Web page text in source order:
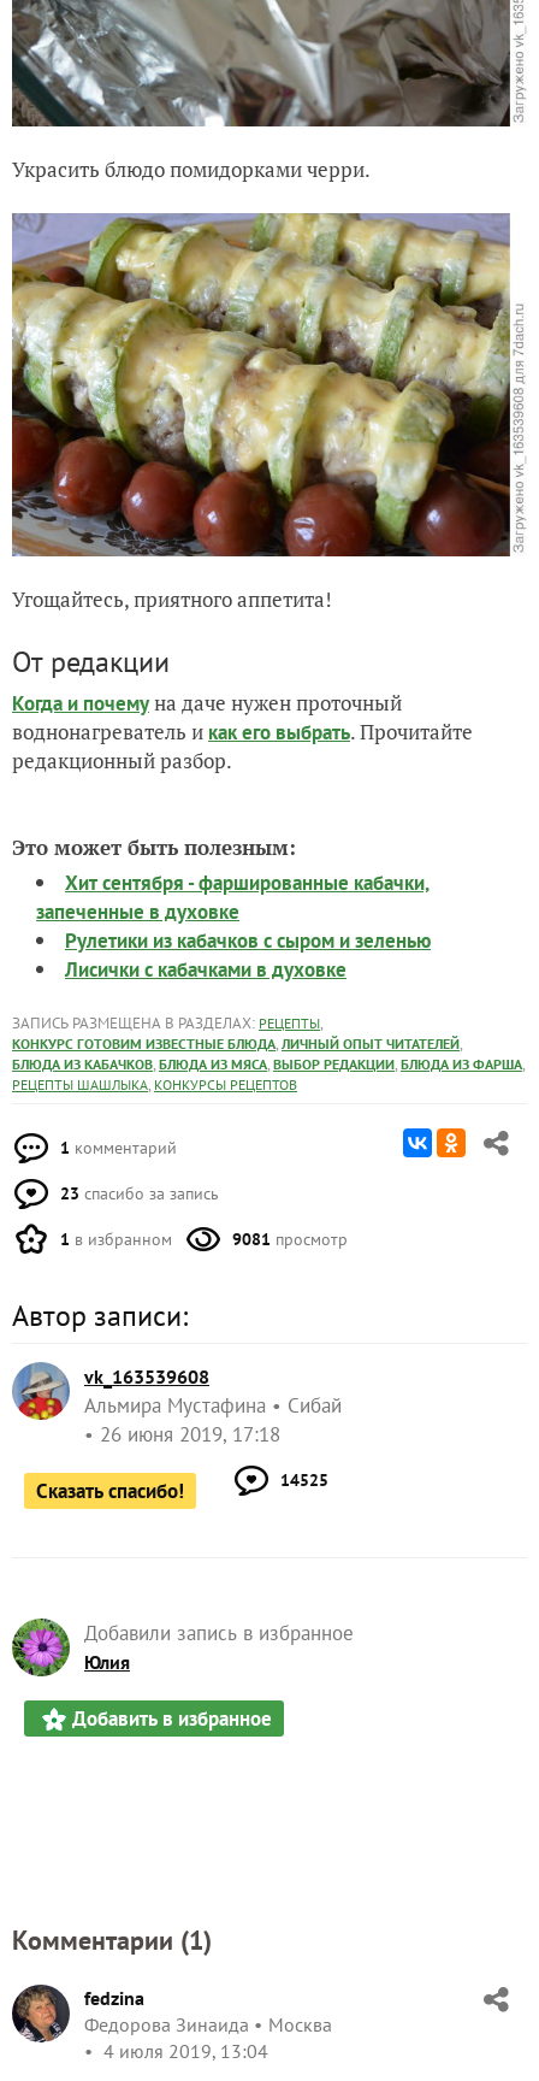
Украсить блюдо помидорками черри.
Угощайтесь, приятного аппетита!
От редакции
Когда и почемуна даче нужен проточный
воднонагреватель и как его выбрать. Прочитайте
редакционный разбор.
Это может быть полезным:
Хит сентября - фаршированные кабачки,
запеченные в духовке
Рулетики из кабачков с сыром и зеленью
Лисички с кабачками в духовке
ЗАПИСЬ РАЗМЕЩЕНА В РАЗДЕЛАХ: РЕЦЕПТЫ,
КОНКУРС ГОТОВИМ ИЗВЕСТНЫЕ БЛЮДА, ЛИЧНЫЙ ОПЫТ ЧИТАТЕЛЕЙ,
БЛЮДА ИЗ КАБАЧКОВ, БЛЮДА ИЗ МЯСА, ВЫБОР РЕДАКЦИИ, БЛЮДА ИЗ ФАРША,
РЕЦЕПТЫ ШАШЛЫКА, КОНКУРСЫ РЕЦЕПТОВ
1 комментарий
23 спасибо за запись
1 в избранном 9081 просмотр
Автор записи:
vk_163539608
Альмира Мустафина
Сибай
26 июня 2019, 17:18
Сказать спасибо! 14525
Добавили запись в избранное
Юлия
Добавить в избранное
Комментарии (1)
fedzina
Федорова Зинаида
Москва
4 июля 2019, 13:04